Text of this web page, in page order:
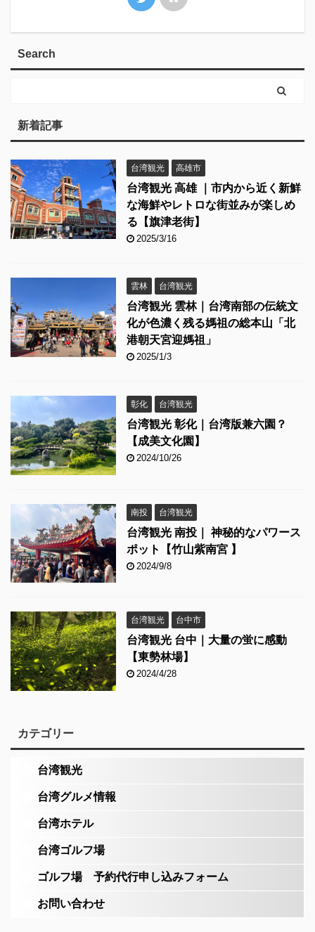
Search
新着記事
台湾観光 高雄市
台湾観光 高雄 ｜市内から近く新鮮
な海鮮やレトロな街並みが楽しめ
る【旗津老街】
2025/3/16
雲林 台湾観光
台湾観光 雲林｜台湾南部の伝統文
化が色濃く残る媽祖の総本山「北
港朝天宮迎媽祖」
2025/1/3
彰化 台湾観光
台湾観光 彰化｜台湾版兼六園？
【成美文化園】
2024/10/26
南投 台湾観光
台湾観光 南投｜ 神秘的なパワース
ポット【竹山紫南宮 】
2024/9/8
台湾観光 台中市
台湾観光 台中｜大量の蛍に感動
【東勢林場】
2024/4/28
カテゴリー
台湾観光
台湾グルメ情報
台湾ホテル
台湾ゴルフ場
ゴルフ場 予約代行申し込みフォーム
お問い合わせ